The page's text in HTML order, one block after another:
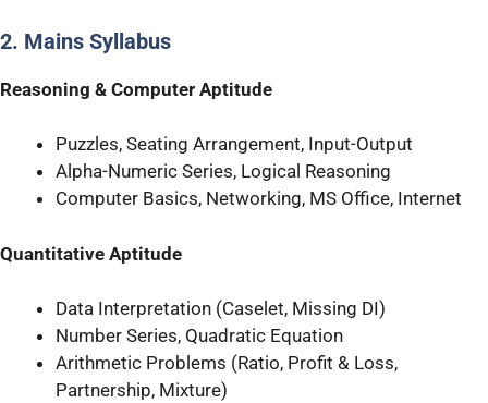
2. Mains Syllabus
Reasoning & Computer Aptitude
Puzzles, Seating Arrangement, Input-Output
Alpha-Numeric Series, Logical Reasoning
Computer Basics, Networking, MS Office, Internet
Quantitative Aptitude
Data Interpretation (Caselet, Missing DI)
Number Series, Quadratic Equation
Arithmetic Problems (Ratio, Profit & Loss,
Partnership, Mixture)